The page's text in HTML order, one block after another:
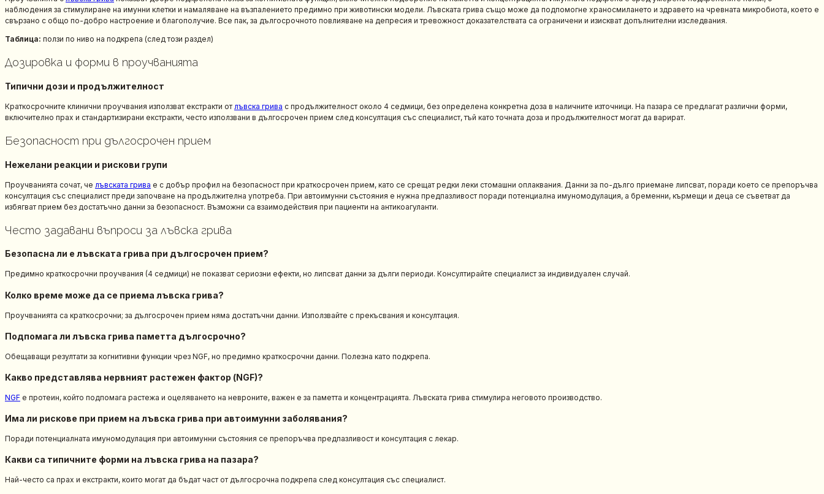
наблюдения за стимулиране на имунни клетки и намаляване на възпалението предимно при животински модели. Лъвската грива също може да подпомогне храносмилането и здравето на чревната микробиота, което е
свързано с общо по-добро настроение и благополучие. Все пак, за дългосрочното повлияване на депресия и тревожност доказателствата са ограничени и изискват допълнителни изследвания.
Таблица: ползи по ниво на подкрепа (след този раздел)
Дозировка и форми в проучванията
Типични дози и продължителност
Краткосрочните клинични проучвания използват екстракти от лъвска грива с продължителност около 4 седмици, без определена конкретна доза в наличните източници. На пазара се предлагат различни форми,
включително прах и стандартизирани екстракти, често използвани в дългосрочен прием след консултация със специалист, тъй като точната доза и продължителност могат да варират.
Безопасност при дългосрочен прием
Нежелани реакции и рискови групи
Проучванията сочат, че лъвската грива е с добър профил на безопасност при краткосрочен прием, като се срещат редки леки стомашни оплаквания. Данни за по-дълго приемане липсват, поради което се препоръчва
консултация със специалист преди започване на продължителна употреба. При автоимунни състояния е нужна предпазливост поради потенциална имуномодулация, а бременни, кърмещи и деца се съветват да
избягват прием без достатъчно данни за безопасност. Възможни са взаимодействия при пациенти на антикоагуланти.
Често задавани въпроси за лъвска грива
Безопасна ли е лъвската грива при дългосрочен прием?
Предимно краткосрочни проучвания (4 седмици) не показват сериозни ефекти, но липсват данни за дълги периоди. Консултирайте специалист за индивидуален случай.
Колко време може да се приема лъвска грива?
Проучванията са краткосрочни; за дългосрочен прием няма достатъчни данни. Използвайте с прекъсвания и консултация.
Подпомага ли лъвска грива паметта дългосрочно?
Обещаващи резултати за когнитивни функции чрез NGF, но предимно краткосрочни данни. Полезна като подкрепа.
Какво представлява нервният растежен фактор (NGF)?
NGF е протеин, който подпомага растежа и оцеляването на невроните, важен е за паметта и концентрацията. Лъвската грива стимулира неговото производство.
Има ли рискове при прием на лъвска грива при автоимунни заболявания?
Поради потенциалната имуномодулация при автоимунни състояния се препоръчва предпазливост и консултация с лекар.
Какви са типичните форми на лъвска грива на пазара?
Най-често са прах и екстракти, които могат да бъдат част от дългосрочна подкрепа след консултация със специалист.